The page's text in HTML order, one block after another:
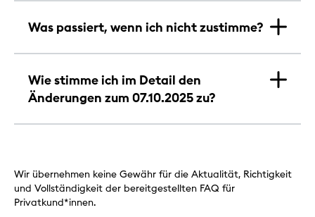
Was passiert, wenn ich nicht zustimme?
Wie stimme ich im Detail den
Änderungen zum 07.10.2025 zu?
Wir übernehmen keine Gewähr für die Aktualität, Richtigkeit
und Vollständigkeit der bereitgestellten FAQ für
Privatkund*innen.